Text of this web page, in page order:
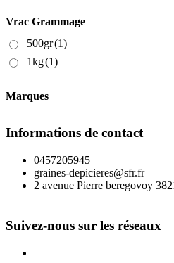
Vrac Grammage
500gr(1)
1kg(1)
Marques
Informations de contact
0457205945
graines-depicieres@sfr.fr
2 avenue Pierre beregovoy
Suivez-nous sur les réseaux